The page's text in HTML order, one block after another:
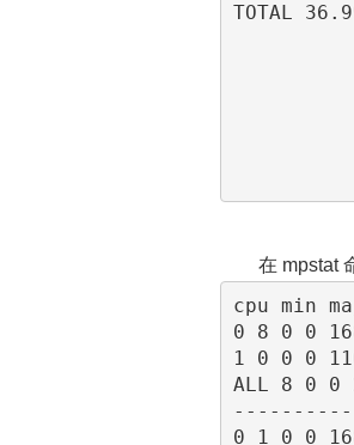
TOTAL
在 mpstat
cpu min
0 8 0 0
1 0 0 0
ALL 8 0 0
0 1 0 0